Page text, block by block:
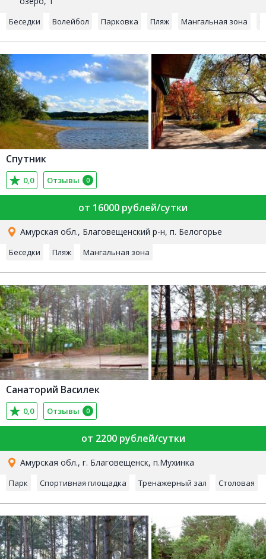
Беседки Волейбол Парковка Пляж Мангальная зона
Спутник
0,0 Отзывы 0
от 16000 рублей/сутки
Амурская обл., Благовещенский р-н, п. Белогорье
Беседки Пляж Мангальная зона
Санаторий Василек
0,0 Отзывы 0
от 2200 рублей/сутки
Амурская обл., г. Благовещенск, п.Мухинка
Парк Спортивная площадка Тренажерный зал Столовая